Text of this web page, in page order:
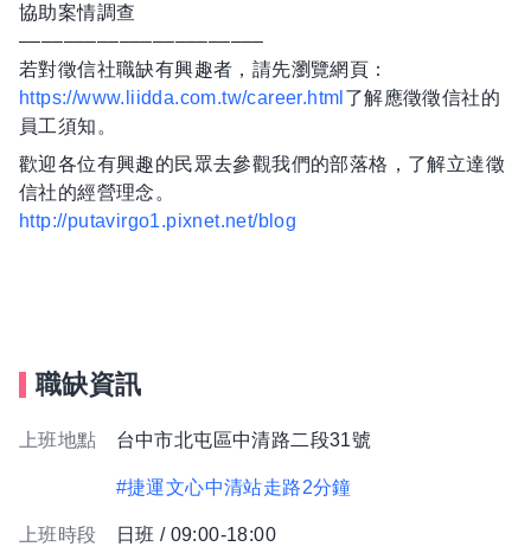
協助案情調查
––––––––––––––––––––––
若對徵信社職缺有興趣者，請先瀏覽網頁：
https://www.liidda.com.tw/career.html 了解應徵徵信社的
員工須知。
歡迎各位有興趣的民眾去參觀我們的部落格，了解立達徵
信社的經營理念。
http://putavirgo1.pixnet.net/blog
職缺資訊
上班地點 台中市北屯區中清路二段31號
#捷運文心中清站走路2分鐘
上班時段 日班 / 09:00-18:00